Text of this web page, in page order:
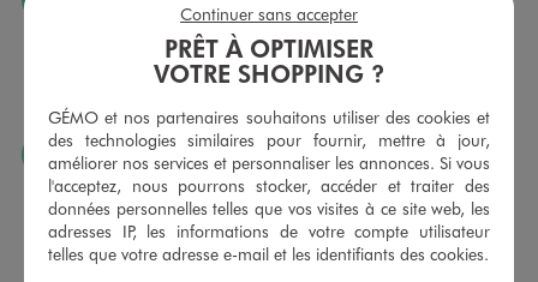
Nous échangeons et vous proposons un avoir ou un
remboursement pour tout article non porté, non retouché,
sous 30 jours, sur simple présentation du ticket de caisse,
JE PEUX FAIRE RETOUCHER MES ARTICLES
Ourlets, ceintures… vous avez la possibilité de faire
retoucher vos articles textiles dans nos magasins. Les tarifs
sont à votre disposition sur simple demande. Voir
conditions en magasins.
PRÊT À OPTIMISER
VOTRE SHOPPING ?
GÉMO et nos partenaires souhaitons utiliser des cookies et
des technologies similaires pour fournir, mettre à jour,
améliorer nos services et personnaliser les annonces. Si vous
l'acceptez, nous pourrons stocker, accéder et traiter des
données personnelles telles que vos visites à ce site web, les
adresses IP, les informations de votre compte utilisateur
telles que votre adresse e-mail et les identifiants des cookies.
Continuer sans accepter